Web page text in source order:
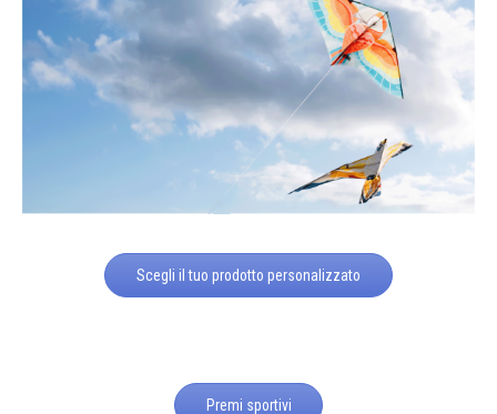
Scegli il tuo prodotto personalizzato
Premi sportivi